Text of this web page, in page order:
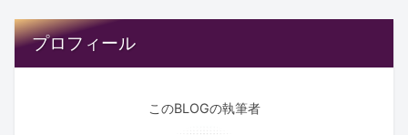
プロフィール
このBLOGの執筆者